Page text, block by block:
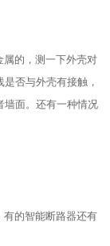
的，测一下外壳对
否与外壳有接触，
墙面。还有一种情况
的智能断路器还有